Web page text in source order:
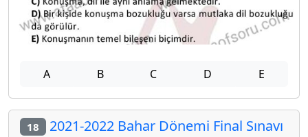
A B C D E
18 2021-2022 Bahar Dönemi Final Sınavı